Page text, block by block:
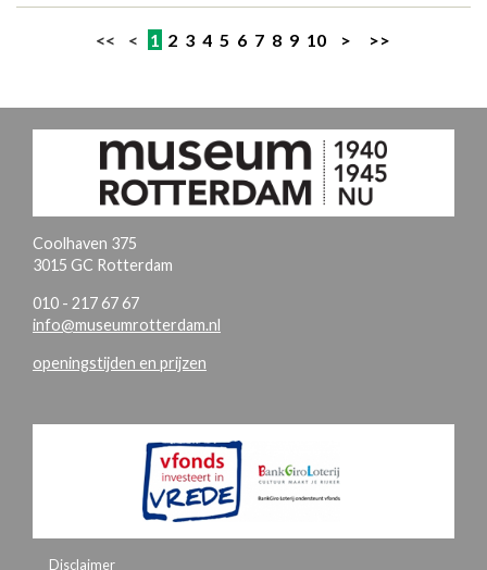
<< < 1 2 3 4 5 6 7 8 9 10 > >>
Coolhaven 375
3015 GC Rotterdam
010 - 217 67 67
info@museumrotterdam.nl
openingstijden en prijzen
Disclaimer